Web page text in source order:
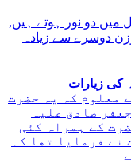
میں دو نور ہوتے ہیں,
دوسرے سے زیادہ
کی زیارات
معلوم کہ یہ حضرت
صادق علیہ
کے ہمراہ کئی
فرمایا تھا کہ